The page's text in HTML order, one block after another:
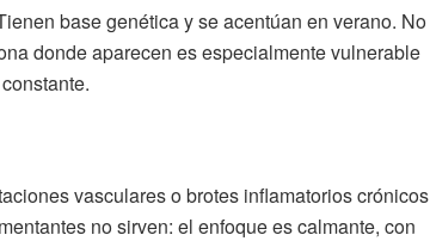
base genética y se acentúan en verano. No
donde aparecen es especialmente vulnerable
vasculares o brotes inflamatorios crónicos
no sirven: el enfoque es calmante, con